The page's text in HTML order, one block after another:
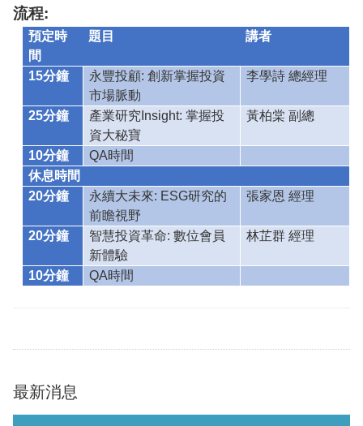
最新消息
流程:
預定時
間
題目 講者
15分鐘
永豐投顧: 創新掌握投資
市場脈動
李學詩 總經理
25分鐘
產業研究Insight: 掌握投
資大秘寶
黃柏棠 副總
10分鐘 QA時間
休息時間
20分鐘
永續大未來: ESG研究的
前瞻視野
張家恩 經理
20分鐘
智慧投資革命: 數位會員
新體驗
林芷群 經理
10分鐘 QA時間